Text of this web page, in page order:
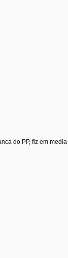
do PP, fiz em